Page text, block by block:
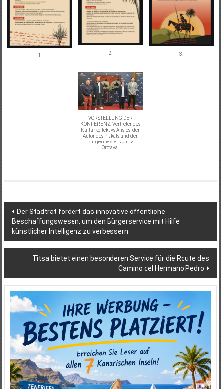
1. 2. 3.
VORSTELLUNG DER
KONFERENZ: Vertreter des
Kulturkollektivs Alisios, der
Autor des Plakats und der
Bürgermeister von La
Orotava.
Beitragsnavigation
Der Stadtrat fördert das innovative öffentliche
Beschaffungswesen, um den Bürgerservice mit Hilfe
künstlicher Intelligenz zu verbessern
Titsa bietet einen besonderen Service für die Route des
Camino del Hermano Pedro